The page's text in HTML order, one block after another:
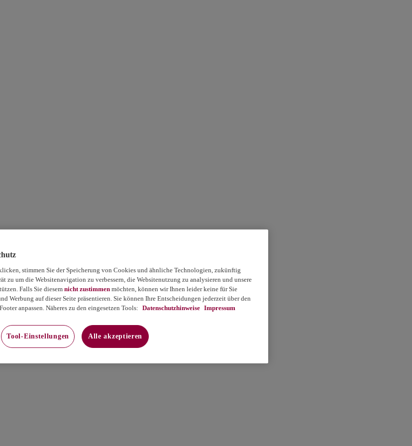
stimmen Sie der Speicherung von Cookies und ähnliche Technologien, zukünftig
zu um die Websitenavigation zu verbessern, die Websitenutzung zu analysieren und unsere
Falls Sie diesemnicht zustimmen möchten, können wir Ihnen leider keine für Sie
Werbung auf dieser Seite präsentieren. Sie können Ihre Entscheidungen jederzeit über den
anpassen. Näheres zu den eingesetzen Tools: Datenschutzhinweise Impressum
Tool-Einstellungen Alle akzeptieren